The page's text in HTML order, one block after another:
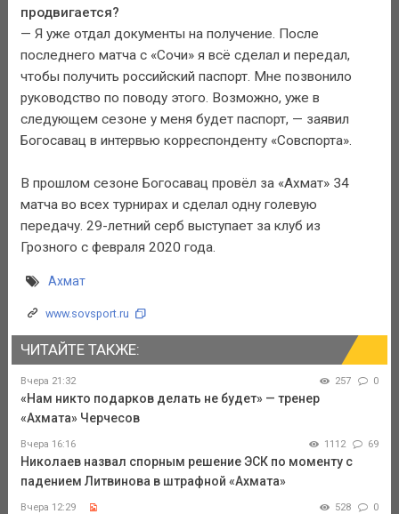
продвигается?
— Я уже отдал документы на получение. После
последнего матча с «Сочи» я всё сделал и передал,
чтобы получить российский паспорт. Мне позвонило
руководство по поводу этого. Возможно, уже в
следующем сезоне у меня будет паспорт, — заявил
Богосавац в интервью корреспонденту «Совспорта».
В прошлом сезоне Богосавац провёл за «Ахмат» 34
матча во всех турнирах и сделал одну голевую
передачу. 29-летний серб выступает за клуб из
Грозного с февраля 2020 года.
Ахмат
www.sovsport.ru
ЧИТАЙТЕ ТАКЖЕ:
Вчера 21:32 257 0
«Нам никто подарков делать не будет» — тренер
«Ахмата» Черчесов
Вчера 16:16 1112 69
Николаев назвал спорным решение ЭСК по моменту с
падением Литвинова в штрафной «Ахмата»
Вчера 12:29 528 0